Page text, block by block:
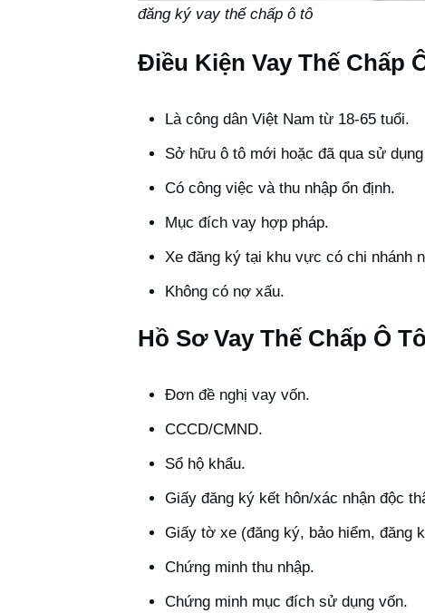
đăng ký vay thế chấp ô tô
Điều Kiện Vay Thế Chấp
Là công dân Việt Nam từ 18-65 tuổi.
Sở hữu ô tô mới hoặc đã qua sử
Có công việc và thu nhập ổn định.
Mục đích vay hợp pháp.
Xe đăng ký tại khu vực có chi nhánh
Không có nợ xấu.
Hồ Sơ Vay Thế Chấp Ô Tô
Đơn đề nghị vay vốn.
CCCD/CMND.
Sổ hộ khẩu.
Giấy đăng ký kết hôn/xác nhận độc
Giấy tờ xe (đăng ký, bảo hiểm, đăng
Chứng minh thu nhập.
Chứng minh mục đích sử dụng vốn.